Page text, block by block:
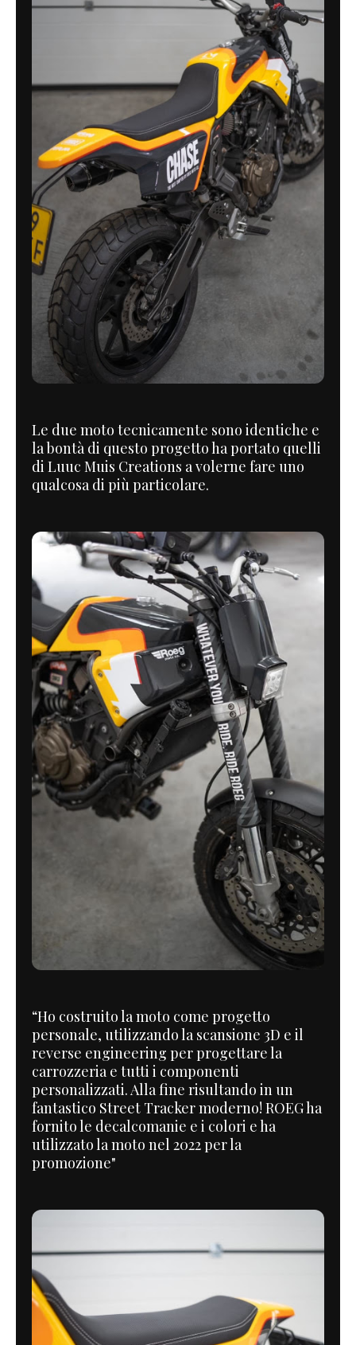
Le due moto tecnicamente sono identiche e
la bontà di questo progetto ha portato quelli
di Luuc Muis Creations a volerne fare uno
qualcosa di più particolare.
“Ho costruito la moto come progetto
personale, utilizzando la scansione 3D e il
reverse engineering per progettare la
carrozzeria e tutti i componenti
personalizzati. Alla fine risultando in un
fantastico Street Tracker moderno! ROEG ha
fornito le decalcomanie e i colori e ha
utilizzato la moto nel 2022 per la
promozione"